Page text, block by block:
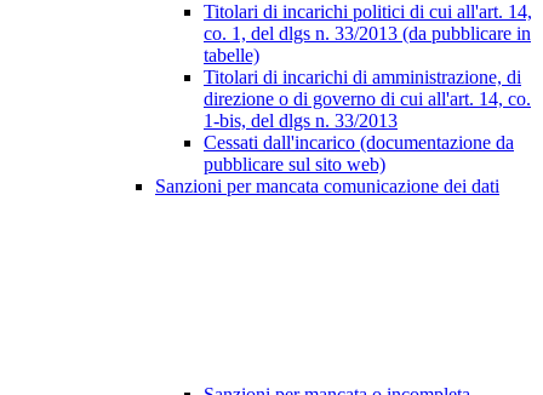
Titolari di incarichi politici di cui all'art. 14,
co. 1, del dlgs n. 33/2013 (da pubblicare in
tabelle)
Titolari di incarichi di amministrazione, di
direzione o di governo di cui all'art. 14, co.
1-bis, del dlgs n. 33/2013
Cessati dall'incarico (documentazione da
pubblicare sul sito web)
Sanzioni per mancata comunicazione dei dati